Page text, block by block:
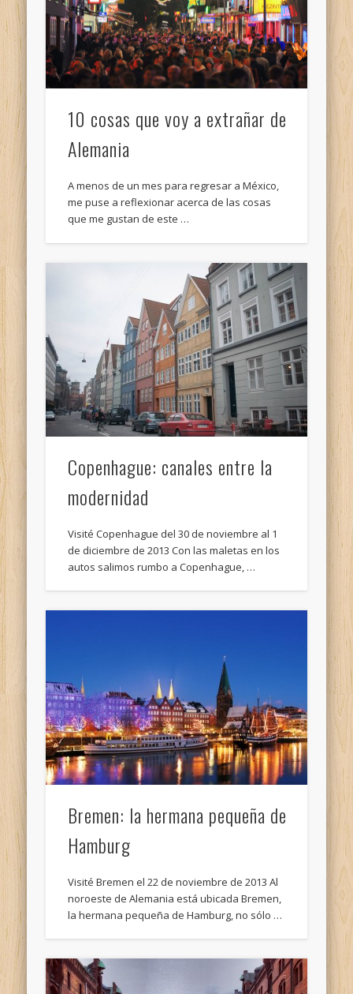
10 cosas que voy a extrañar de
Alemania
A menos de un mes para regresar a México,
me puse a reflexionar acerca de las cosas
que me gustan de este …
Copenhague: canales entre la
modernidad
Visité Copenhague del 30 de noviembre al 1
de diciembre de 2013 Con las maletas en los
autos salimos rumbo a Copenhague, …
Bremen: la hermana pequeña de
Hamburg
Visité Bremen el 22 de noviembre de 2013 Al
noroeste de Alemania está ubicada Bremen,
la hermana pequeña de Hamburg, no sólo …